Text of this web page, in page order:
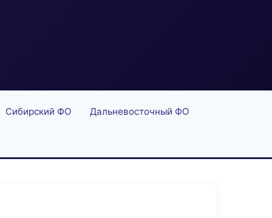
Сибирский ФО Дальневосточный ФО